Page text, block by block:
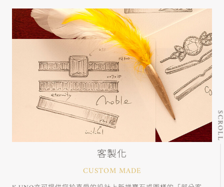
客製化
CUSTOM MADE